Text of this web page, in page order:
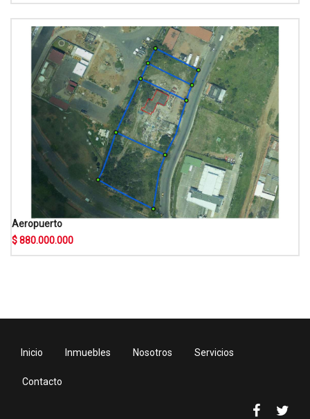
Aeropuerto
$ 880.000.000
Inicio Inmuebles Nosotros Servicios
Contacto